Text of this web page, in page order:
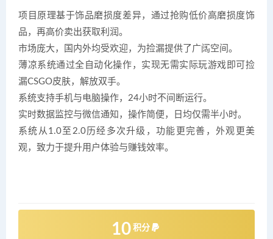
项目原理基于饰品磨损度差异，通过抢购低价高磨损度饰
品，再高价卖出获取利润。
市场庞大，国内外均受欢迎，为捡漏提供了广阔空间。
薄凉系统通过全自动化操作，实现无需实际玩游戏即可捡
漏CSGO皮肤，解放双手。
系统支持手机与电脑操作，24小时不间断运行。
实时数据监控与微信通知，操作简便，日均仅需半小时。
系统从1.0至2.0历经多次升级，功能更完善，外观更美
观，致力于提升用户体验与赚钱效率。
10 积分